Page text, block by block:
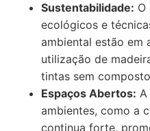
Sustentabilidade: O
ecológicos e
ambiental estão em
utilização de
tintas sem
Espaços Abertos: A
ambientes, como a
continua forte,